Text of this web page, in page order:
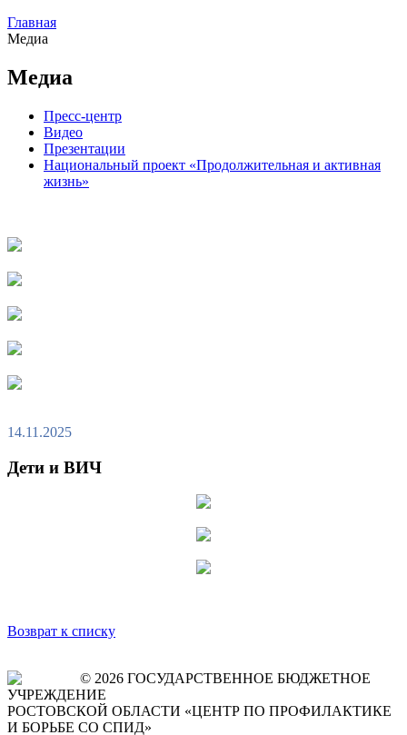
Главная
Медиа
Медиа
Пресс-центр
Видео
Презентации
Национальный проект «Продолжительная и активная
жизнь»
14.11.2025
Дети и ВИЧ
Возврат к списку
© 2026 ГОСУДАРСТВЕННОЕ БЮДЖЕТНОЕ
УЧРЕЖДЕНИЕ
РОСТОВСКОЙ ОБЛАСТИ «ЦЕНТР ПО ПРОФИЛАКТИКЕ
И БОРЬБЕ СО СПИД»